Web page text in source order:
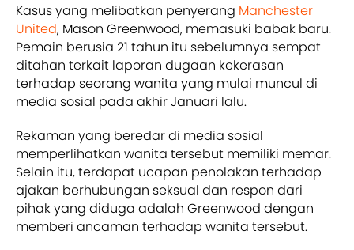
Kasus yang melibatkan penyerang Manchester
United, Mason Greenwood, memasuki babak baru.
Pemain berusia 21 tahun itu sebelumnya sempat
ditahan terkait laporan dugaan kekerasan
terhadap seorang wanita yang mulai muncul di
media sosial pada akhir Januari lalu.
Rekaman yang beredar di media sosial
memperlihatkan wanita tersebut memiliki memar.
Selain itu, terdapat ucapan penolakan terhadap
ajakan berhubungan seksual dan respon dari
pihak yang diduga adalah Greenwood dengan
memberi ancaman terhadap wanita tersebut.